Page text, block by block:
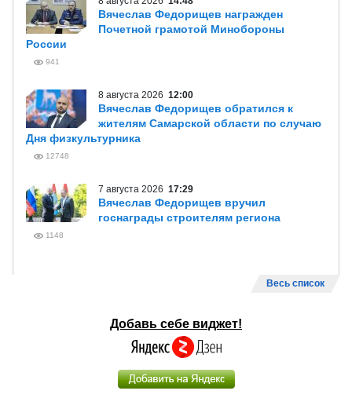
Вячеслав Федорищев награжден
Почетной грамотой Минобороны
России
941
8 августа 2026 12:00
Вячеслав Федорищев обратился к
жителям Самарской области по случаю
Дня физкультурника
12748
7 августа 2026 17:29
Вячеслав Федорищев вручил
госнаграды строителям региона
1148
Весь список
Добавь себе виджет!